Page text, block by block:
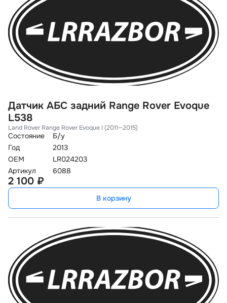
Датчик АБС задний Range Rover Evoque
L538
Land Rover Range Rover Evoque I (2011—2015)
Состояние
Б/у
Год
2013
OEM
LR024203
Артикул
6088
2 100 ₽
В корзину